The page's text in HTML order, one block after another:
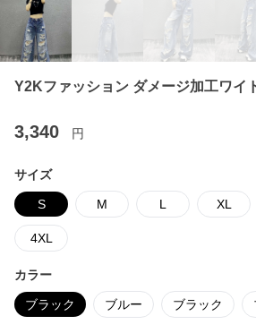
Y2Kファッション ダメージ加工ワイ
3,340 円
サイズ
S M L XL
4XL
カラー
ブラック ブルー ブラック